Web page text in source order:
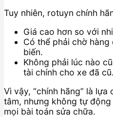
Tuy nhiên, rotuyn chính
Giá cao hơn so với
Có thể phải chờ
biến.
Không phải lúc nào
tài chính cho xe đã cũ.
Vì vậy, “chính hãng” là
tâm, nhưng không tự
mọi bài toán sửa chữa.